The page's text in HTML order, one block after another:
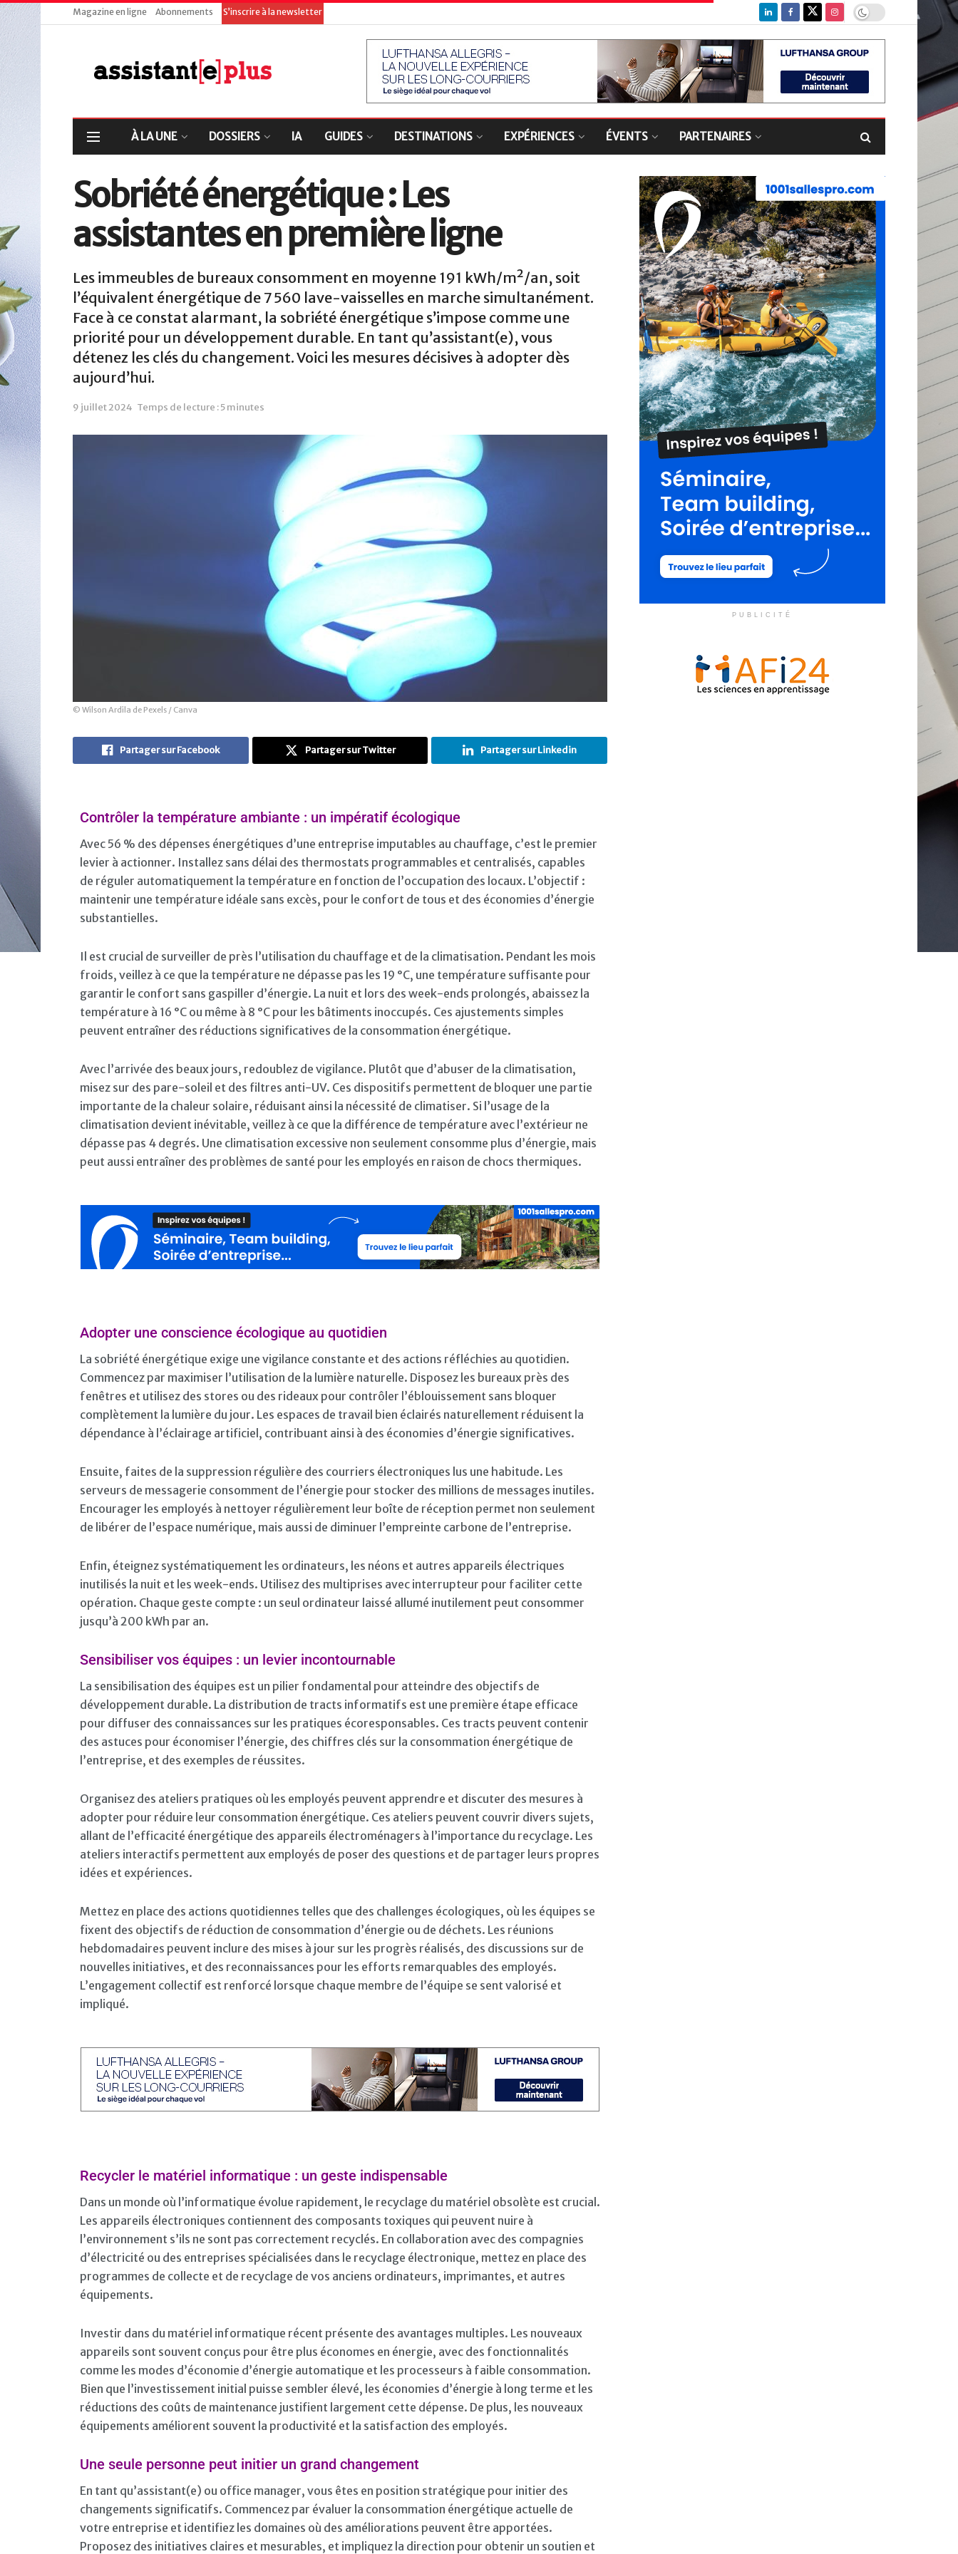
Magazine en ligne Abonnements S’inscrire à la newsletter
À LA UNE DOSSIERS IA GUIDES DESTINATIONS EXPÉRIENCES ÉVENTS PARTENAIRES
Sobriété énergétique : Les
assistantes en première ligne
Les immeubles de bureaux consomment en moyenne 191 kWh/m²/an, soit
l’équivalent énergétique de 7 560 lave-vaisselles en marche simultanément.
Face à ce constat alarmant, la sobriété énergétique s’impose comme une
priorité pour un développement durable. En tant qu’assistant(e), vous
détenez les clés du changement. Voici les mesures décisives à adopter dès
aujourd’hui.
9 juillet 2024 Temps de lecture : 5 minutes
© Wilson Ardila de Pexels / Canva
Partager sur Facebook Partager sur Twitter Partager sur Linkedin
Contrôler la température ambiante : un impératif écologique
Avec 56 % des dépenses énergétiques d’une entreprise imputables au chauffage, c’est le premier
levier à actionner. Installez sans délai des thermostats programmables et centralisés, capables
de réguler automatiquement la température en fonction de l’occupation des locaux. L’objectif :
maintenir une température idéale sans excès, pour le confort de tous et des économies d’énergie
substantielles.
Il est crucial de surveiller de près l’utilisation du chauffage et de la climatisation. Pendant les mois
froids, veillez à ce que la température ne dépasse pas les 19 °C, une température suffisante pour
garantir le confort sans gaspiller d’énergie. La nuit et lors des week-ends prolongés, abaissez la
température à 16 °C ou même à 8 °C pour les bâtiments inoccupés. Ces ajustements simples
peuvent entraîner des réductions significatives de la consommation énergétique.
Avec l’arrivée des beaux jours, redoublez de vigilance. Plutôt que d’abuser de la climatisation,
misez sur des pare-soleil et des filtres anti-UV. Ces dispositifs permettent de bloquer une partie
importante de la chaleur solaire, réduisant ainsi la nécessité de climatiser. Si l’usage de la
climatisation devient inévitable, veillez à ce que la différence de température avec l’extérieur ne
dépasse pas 4 degrés. Une climatisation excessive non seulement consomme plus d’énergie, mais
peut aussi entraîner des problèmes de santé pour les employés en raison de chocs thermiques.
Adopter une conscience écologique au quotidien
La sobriété énergétique exige une vigilance constante et des actions réfléchies au quotidien.
Commencez par maximiser l’utilisation de la lumière naturelle. Disposez les bureaux près des
fenêtres et utilisez des stores ou des rideaux pour contrôler l’éblouissement sans bloquer
complètement la lumière du jour. Les espaces de travail bien éclairés naturellement réduisent la
dépendance à l’éclairage artificiel, contribuant ainsi à des économies d’énergie significatives.
Ensuite, faites de la suppression régulière des courriers électroniques lus une habitude. Les
serveurs de messagerie consomment de l’énergie pour stocker des millions de messages inutiles.
Encourager les employés à nettoyer régulièrement leur boîte de réception permet non seulement
de libérer de l’espace numérique, mais aussi de diminuer l’empreinte carbone de l’entreprise.
Enfin, éteignez systématiquement les ordinateurs, les néons et autres appareils électriques
inutilisés la nuit et les week-ends. Utilisez des multiprises avec interrupteur pour faciliter cette
opération. Chaque geste compte : un seul ordinateur laissé allumé inutilement peut consommer
jusqu’à 200 kWh par an.
Sensibiliser vos équipes : un levier incontournable
La sensibilisation des équipes est un pilier fondamental pour atteindre des objectifs de
développement durable. La distribution de tracts informatifs est une première étape efficace
pour diffuser des connaissances sur les pratiques écoresponsables. Ces tracts peuvent contenir
des astuces pour économiser l’énergie, des chiffres clés sur la consommation énergétique de
l’entreprise, et des exemples de réussites.
Organisez des ateliers pratiques où les employés peuvent apprendre et discuter des mesures à
adopter pour réduire leur consommation énergétique. Ces ateliers peuvent couvrir divers sujets,
allant de l’efficacité énergétique des appareils électroménagers à l’importance du recyclage. Les
ateliers interactifs permettent aux employés de poser des questions et de partager leurs propres
idées et expériences.
Mettez en place des actions quotidiennes telles que des challenges écologiques, où les équipes se
fixent des objectifs de réduction de consommation d’énergie ou de déchets. Les réunions
hebdomadaires peuvent inclure des mises à jour sur les progrès réalisés, des discussions sur de
nouvelles initiatives, et des reconnaissances pour les efforts remarquables des employés.
L’engagement collectif est renforcé lorsque chaque membre de l’équipe se sent valorisé et
impliqué.
Recycler le matériel informatique : un geste indispensable
Dans un monde où l’informatique évolue rapidement, le recyclage du matériel obsolète est crucial.
Les appareils électroniques contiennent des composants toxiques qui peuvent nuire à
l’environnement s’ils ne sont pas correctement recyclés. En collaboration avec des compagnies
d’électricité ou des entreprises spécialisées dans le recyclage électronique, mettez en place des
programmes de collecte et de recyclage de vos anciens ordinateurs, imprimantes, et autres
équipements.
Investir dans du matériel informatique récent présente des avantages multiples. Les nouveaux
appareils sont souvent conçus pour être plus économes en énergie, avec des fonctionnalités
comme les modes d’économie d’énergie automatique et les processeurs à faible consommation.
Bien que l’investissement initial puisse sembler élevé, les économies d’énergie à long terme et les
réductions des coûts de maintenance justifient largement cette dépense. De plus, les nouveaux
équipements améliorent souvent la productivité et la satisfaction des employés.
Une seule personne peut initier un grand changement
En tant qu’assistant(e) ou office manager, vous êtes en position stratégique pour initier des
changements significatifs. Commencez par évaluer la consommation énergétique actuelle de
votre entreprise et identifiez les domaines où des améliorations peuvent être apportées.
Proposez des initiatives claires et mesurables, et impliquez la direction pour obtenir un soutien et
PUBLICITÉ